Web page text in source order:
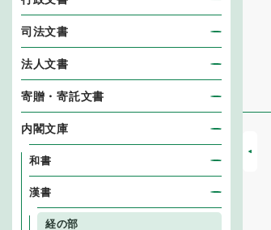
司法文書
法人文書
寄贈・寄託文書
内閣文庫
和書
漢書
経の部